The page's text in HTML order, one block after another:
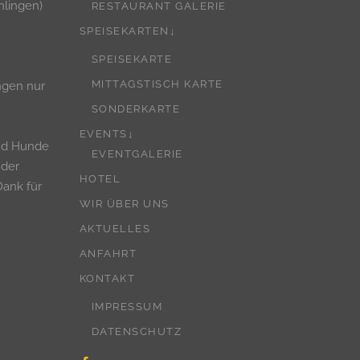
nur
Hunde
für
RESTAURANT GALERIE
SPEISEKARTEN↓
SPEISEKARTE
MITTAGSTISCH KARTE
SONDERKARTE
EVENTS↓
EVENTGALERIE
HOTEL
WIR ÜBER UNS
AKTUELLES
ANFAHRT
KONTAKT
IMPRESSUM
DATENSCHUTZ